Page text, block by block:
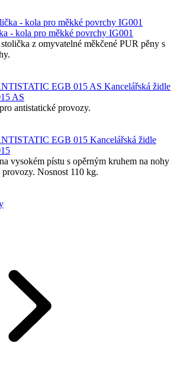
- kola pro měkké povrchy IG001
z omyvatelné měkčené PUR pěny s
Kancelářská židle
AS
antistatické provozy.
Kancelářská židle
vysokém pístu s opěrným kruhem na nohy
Nosnost 110 kg.